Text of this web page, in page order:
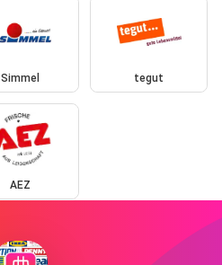
Simmel tegut
AEZ